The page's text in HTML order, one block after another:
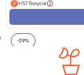
+157 бонусів
-29%